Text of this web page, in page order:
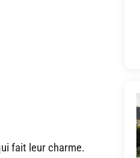
fait leur charme.